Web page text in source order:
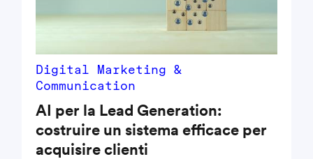
Digital Marketing &
Communication
AI per la Lead Generation:
costruire un sistema efficace per
acquisire clienti